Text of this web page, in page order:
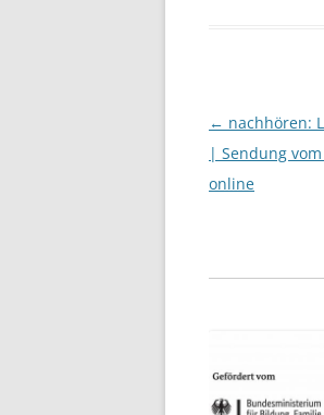
← nachhören:
| Sendung
online